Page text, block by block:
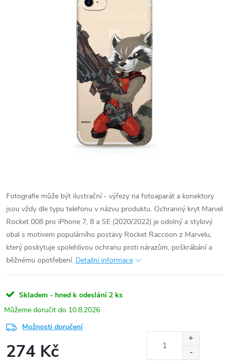
Fotografie může být ilustrační - výřezy na fotoaparát a konektory
jsou vždy dle typu telefonu v názvu produktu. Ochranný kryt Marvel
Rocket 008 pro iPhone 7, 8 a SE (2020/2022) je odolný a stylový
obal s motivem populárního postavy Rocket Raccoon z Marvelu,
který poskytuje spolehlivou ochranu proti nárazům, poškrábání a
běžnému opotřebení. Detailní informace
Skladem - hned k odeslání 2 ks
10.8.2026
Možnosti doručení
274 Kč